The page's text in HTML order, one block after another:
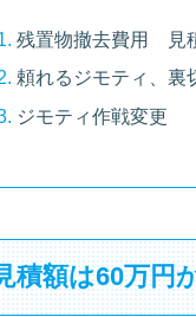
残置物撤去費用 見
頼れるジモティ、裏
ジモティ作戦変更
額は60万円